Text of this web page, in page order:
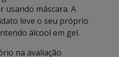
usando máscara. A
leve o seu próprio
álcool em gel.
na avaliação